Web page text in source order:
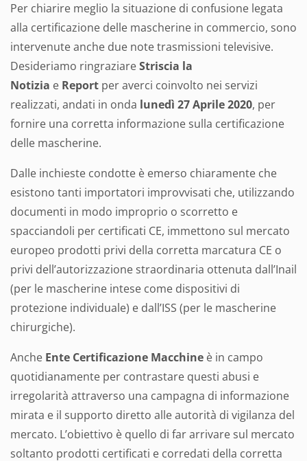
Per chiarire meglio la situazione di confusione legata
alla certificazione delle mascherine in commercio, sono
intervenute anche due note trasmissioni televisive.
Desideriamo ringraziareStriscia la
Notizia e Report per averci coinvolto nei servizi
realizzati, andati in onda lunedì 27 Aprile 2020, per
fornire una corretta informazione sulla certificazione
delle mascherine.
Dalle inchieste condotte è emerso chiaramente che
esistono tanti importatori improvvisati che, utilizzando
documenti in modo improprio o scorretto e
spacciandoli per certificati CE, immettono sul mercato
europeo prodotti privi della corretta marcatura CE o
privi dell’autorizzazione straordinaria ottenuta dall’Inail
(per le mascherine intese come dispositivi di
protezione individuale) e dall’ISS (per le mascherine
chirurgiche).
Anche Ente Certificazione Macchine è in campo
quotidianamente per contrastare questi abusi e
irregolarità attraverso una campagna di informazione
mirata e il supporto diretto alle autorità di vigilanza del
mercato. L’obiettivo è quello di far arrivare sul mercato
soltanto prodotti certificati e corredati della corretta